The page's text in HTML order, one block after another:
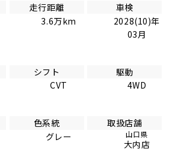
走行距離
3.6万km
車検
2028(10)年
03月
シフト
CVT
駆動
4WD
色系統
グレー
取扱店舗
山口県
大内店